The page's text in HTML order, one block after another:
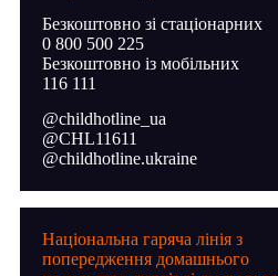
Безкоштовно зі стаціонарних
0 800 500 225
Безкоштовно із мобільних
116 111
@childhotline_ua
@CHL11611
@childhotline.ukraine
Національна гаряча лінія з
попередження домашнього